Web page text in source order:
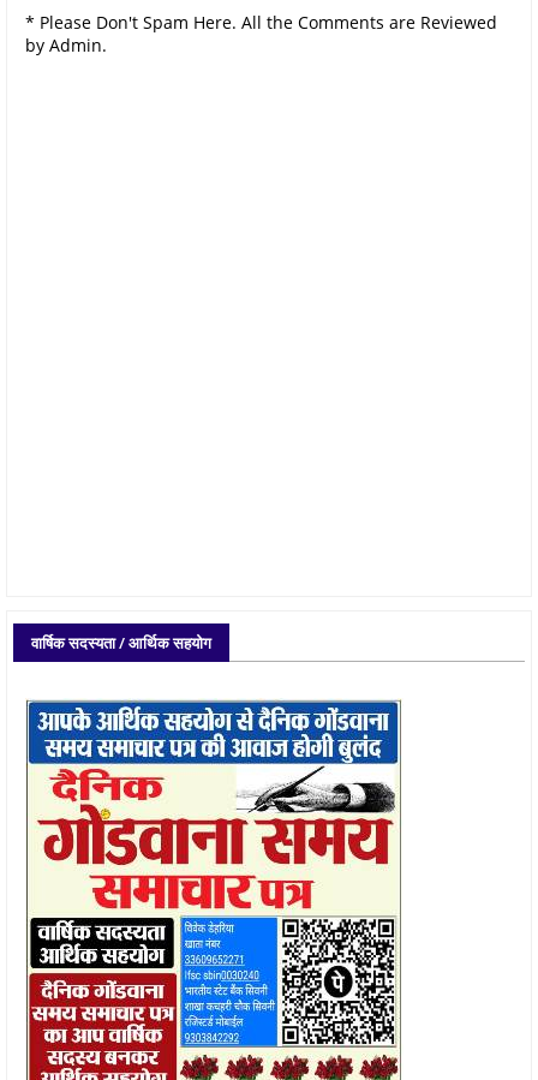
* Please Don't Spam Here. All the Comments are Reviewed
by Admin.
वार्षिक सदस्यता / आर्थिक सहयोग